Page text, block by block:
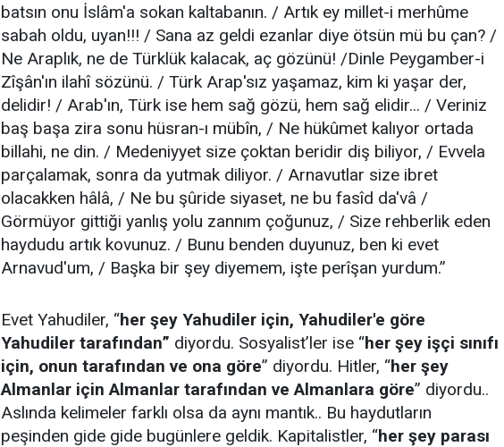
batsın onu İslâm'a sokan kaltabanın. / Artık ey millet-i merhûme
sabah oldu, uyan!!! / Sana az geldi ezanlar diye ötsün mü bu çan? /
Ne Araplık, ne de Türklük kalacak, aç gözünü! /Dinle Peygamber-i
Zîşân'ın ilahî sözünü. / Türk Arap'sız yaşamaz, kim ki yaşar der,
delidir! / Arab'ın, Türk ise hem sağ gözü, hem sağ elidir... / Veriniz
baş başa zira sonu hüsran-ı mübîn, / Ne hükûmet kalıyor ortada
billahi, ne din. / Medeniyyet size çoktan beridir diş biliyor, / Evvela
parçalamak, sonra da yutmak diliyor. / Arnavutlar size ibret
olacakken hâlâ, / Ne bu şûride siyaset, ne bu fasîd da'vâ /
Görmüyor gittiği yanlış yolu zannım çoğunuz, / Size rehberlik eden
haydudu artık kovunuz. / Bunu benden duyunuz, ben ki evet
Arnavud'um, / Başka bir şey diyemem, işte perîşan yurdum.”
Evet Yahudiler, “her şey Yahudiler için, Yahudiler'e göre
Yahudiler tarafından” diyordu. Sosyalist’ler ise “her şey işçi sınıfı
için, onun tarafından ve ona göre” diyordu. Hitler, “her şey
Almanlar için Almanlar tarafından ve Almanlara göre” diyordu..
Aslında kelimeler farklı olsa da aynı mantık.. Bu haydutların
peşinden gide gide bugünlere geldik. Kapitalistler, “her şey parası